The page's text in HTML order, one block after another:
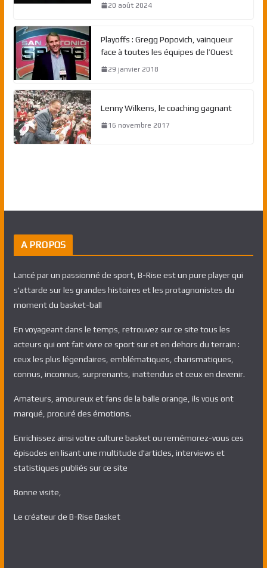
20 août 2024
Playoffs : Gregg Popovich, vainqueur
face à toutes les équipes de l’Ouest
29 janvier 2018
Lenny Wilkens, le coaching gagnant
16 novembre 2017
A PROPOS
Lancé par un passionné de sport, B-Rise est un pure player qui
s'attarde sur les grandes histoires et les protagnonistes du
moment du basket-ball
En voyageant dans le temps, retrouvez sur ce site tous les
acteurs qui ont fait vivre ce sport sur et en dehors du terrain :
ceux les plus légendaires, emblématiques, charismatiques,
connus, inconnus, surprenants, inattendus et ceux en devenir.
Amateurs, amoureux et fans de la balle orange, ils vous ont
marqué, procuré des émotions.
Enrichissez ainsi votre culture basket ou remémorez-vous ces
épisodes en lisant une multitude d'articles, interviews et
statistiques publiés sur ce site
Bonne visite,
Le créateur de B-Rise Basket